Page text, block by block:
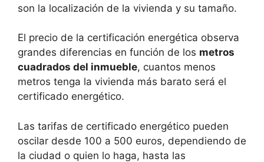
son la localización de la vivienda y su tamaño.
El precio de la certificación energética observa
grandes diferencias en función de los metros
cuadrados del inmueble, cuantos menos
metros tenga la vivienda más barato será el
certificado energético.
Las tarifas de certificado energético pueden
oscilar desde 100 a 500 euros, dependiendo de
la ciudad o quien lo haga, hasta las